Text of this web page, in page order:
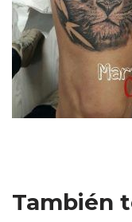
También